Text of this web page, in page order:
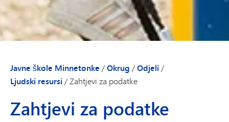
Javne škole Minnetonke /Okrug /Odjeli /
Ljudski resursi /Zahtjevi za podatke
Zahtjevi za podatke